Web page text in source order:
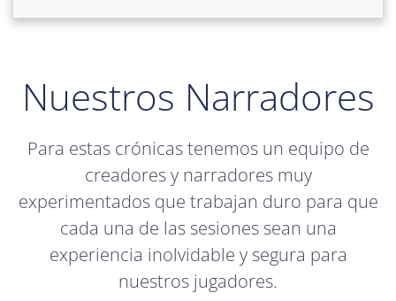
Nuestros Narradores
Para estas crónicas tenemos un equipo de
creadores y narradores muy
experimentados que trabajan duro para que
cada una de las sesiones sean una
experiencia inolvidable y segura para
nuestros jugadores.